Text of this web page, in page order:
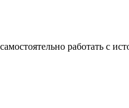
работать с